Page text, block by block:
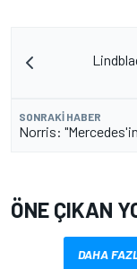
SONRAKI HABER
Norris:
ÖNE ÇIKAN
DAHA